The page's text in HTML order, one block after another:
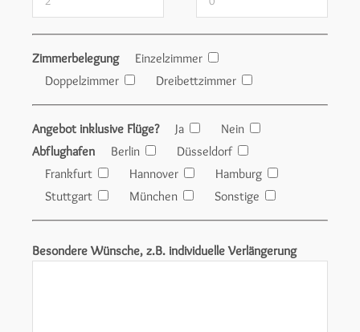
Zimmerbelegung
Einzelzimmer
Doppelzimmer
Dreibettzimmer
Angebot inklusive Flüge? Ja
Nein
Abflughafen
Berlin
Düsseldorf
Frankfurt
Hannover
Hamburg
Stuttgart
München Sonstige
Besondere Wünsche, z.B. individuelle Verlängerung